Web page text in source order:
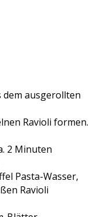
dem ausgerollten
Ravioli formen.
2 Minuten
Pasta-Wasser,
Ravioli